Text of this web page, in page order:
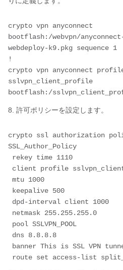
crypto vpn anyconnect
bootflash:/webvpn/
webdeploy-k9.pkg sequence 1
!
crypto vpn anyconnect
sslvpn_client_profile
bootflash:/
8. 許可ポリシーを設定します。
crypto ssl authorization
SSL_Author_Policy
rekey time 1110
client profile
mtu 1000
keepalive 500
dpd-interval client 1000
netmask 255.255.255.0
pool SSLVPN_POOL
dns 8.8.8.8
banner This is SSL VPN
route set access-list